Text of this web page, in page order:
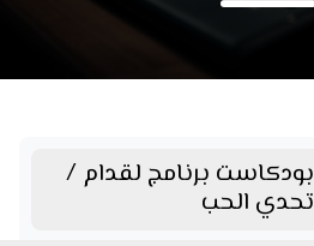
بودكاست برنامج لقدام /
تحدي الحب